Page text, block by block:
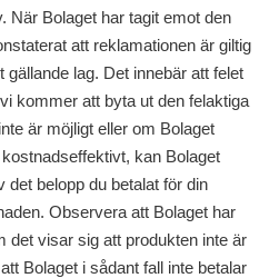
När Bolaget har tagit emot den
att reklamationen är giltig
lag. Det innebär att felet
kommer att byta ut den felaktiga
är möjligt eller om Bolaget
kan Bolaget
det belopp du betalat för din
Observera att Bolaget har
det visar sig att produkten inte är
Bolaget i sådant fall inte betalar